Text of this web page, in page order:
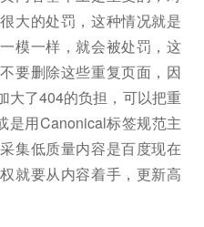
大的处罚，这种情况就是
模一样，就会被处罚，这
要删除这些重复页面，因
大了404的负担，可以把重
是用Canonical标签规范主
集低质量内容是百度现在
就要从内容着手，更新高